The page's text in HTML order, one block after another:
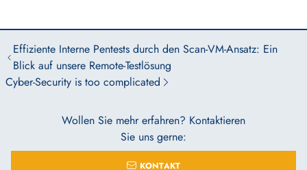
Effiziente Interne Pentests durch den Scan-VM-Ansatz: Ein
Blick auf unsere Remote-Testlösung
Cyber-Security is too complicated
Wollen Sie mehr erfahren? Kontaktieren
Sie uns gerne:
KONTAKT